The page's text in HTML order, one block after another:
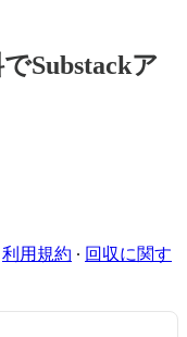
Substackア
利用規約 ∙ 回収に関す